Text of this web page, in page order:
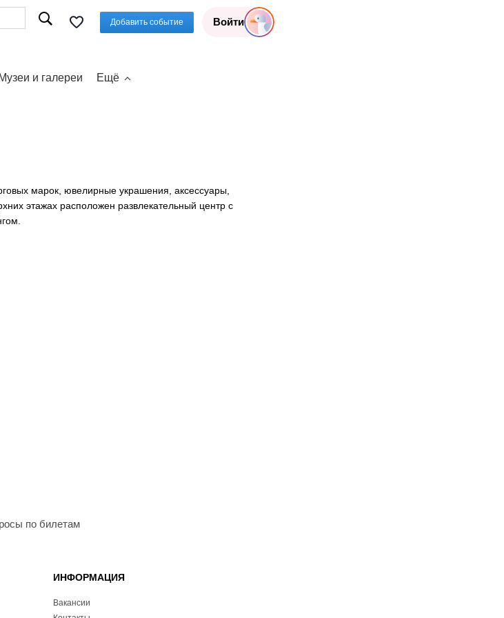
Добавить событие Войти
Музеи и галереи Ещё
марок, ювелирные украшения, аксессуары,
этажах расположен развлекательный центр с
по билетам
ИНФОРМАЦИЯ
Вакансии